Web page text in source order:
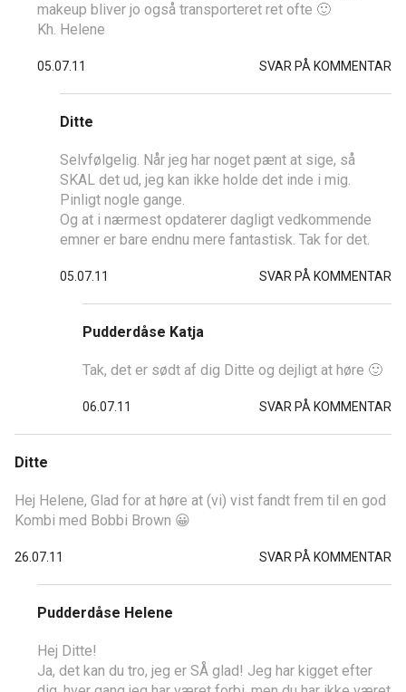
makeup bliver jo også transporteret ret ofte 🙂
Kh. Helene
05.07.11 SVAR PÅ KOMMENTAR
Ditte
Selvfølgelig. Når jeg har noget pænt at sige, så
SKAL det ud, jeg kan ikke holde det inde i mig.
Pinligt nogle gange.
Og at i nærmest opdaterer dagligt vedkommende
emner er bare endnu mere fantastisk. Tak for det.
05.07.11 SVAR PÅ KOMMENTAR
Pudderdåse Katja
Tak, det er sødt af dig Ditte og dejligt at høre 🙂
06.07.11 SVAR PÅ KOMMENTAR
Ditte
Hej Helene, Glad for at høre at (vi) vist fandt frem til en god
Kombi med Bobbi Brown 😀
26.07.11 SVAR PÅ KOMMENTAR
Pudderdåse Helene
Hej Ditte!
Ja, det kan du tro, jeg er SÅ glad! Jeg har kigget efter